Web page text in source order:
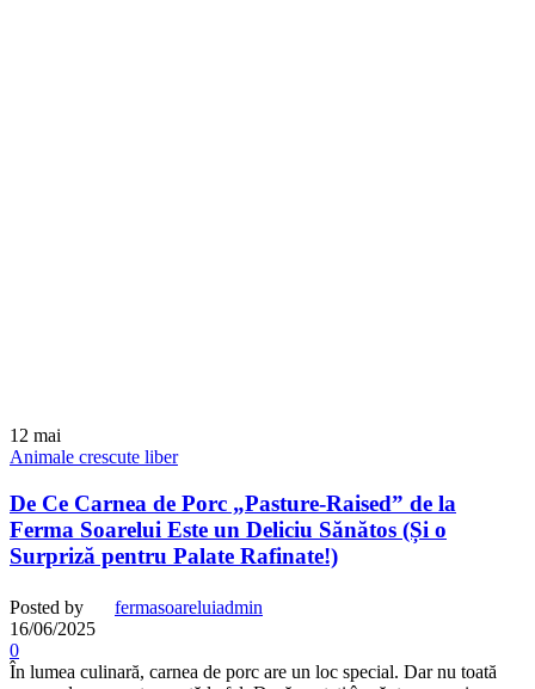
12 mai
Animale crescute liber
De Ce Carnea de Porc „Pasture-Raised” de la
Ferma Soarelui Este un Deliciu Sănătos (Și o
Surpriză pentru Palate Rafinate!)
Posted by
fermasoareluiadmin
16/06/2025
0
În lumea culinară, carnea de porc are un loc special. Dar nu toată